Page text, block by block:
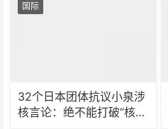
国际
32个日本团体抗议小泉涉
核言论：绝不能打破“核武